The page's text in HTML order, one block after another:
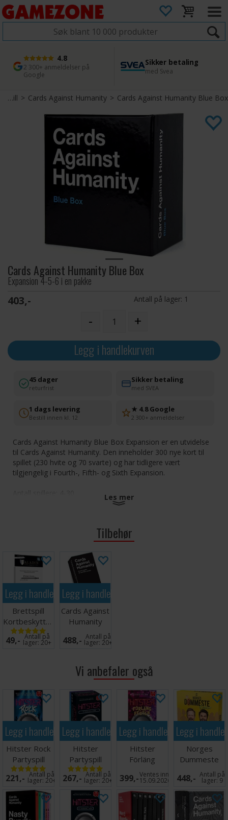
4.8
2 300+ anmeldelser på
Google
Sikker betaling
med Svea
1 dags levering
Bestill innen kl. 12
45 dager returfrist
Enkel retur
Partyspill>Cards Against Humanity>Cards Against Humanity Blue Box
Cards Against Humanity Blue Box
Expansion 4-5-6 i en pakke
403,- Antall på lager: 1
- +
Legg i handlekurven
45 dager
returfrist
Sikker betaling
med SVEA
1 dags levering
Bestill innen kl. 12
★ 4.8 Google
2 300+ anmeldelser
Cards Against Humanity Blue Box Expansion er en utvidelse
til Cards Against Humanity. Den inneholder 300 nye kort til
spillet (230 hvite og 70 svarte) og har tidligere vært
tilgjengelig i Fourth-, Fifth- og Sixth Expansion.
Utvidelse, krever hovedspill for å kunne spilles
Tips: Vi anbefaler kortbeskyttere for å øke levetiden
på kortene i dette spillet. Passende kortbeskyttere
finner du
(300 kort).
Les mer
Tilbehør
Legg i handlekurven
Brettspill
Kortbeskyttere
55 stk
63.5x89
49,- Antall på
lager:20+
Legg i handlekurven
Cards Against
Humanity
Kortspill
488,- Antall på
lager:20+
Vi anbefaler også
Legg i handlekurven
Hitster Rock
Partyspill
221,- Antall på
lager: 20+
Legg i handlekurven
Hitster
Partyspill
267,- Antall på
lager:20+
Legg i handlekurven
Hitster
Förläng
Festen -
SVENSK
399,-Ventes inn
15.09.2026
Legg i
Norges
Dummeste
Deluxe
Brettspill
448,- Antall på
lager:9